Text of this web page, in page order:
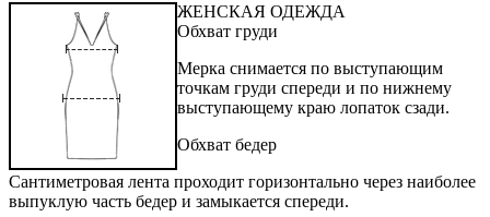
ЖЕНСКАЯ ОДЕЖДА
Обхват груди
Мерка снимается по выступающим
точкам груди спереди и по нижнему
выступающему краю лопаток сзади.
Обхват бедер
Сантиметровая лента проходит горизонтально через наиболее
выпуклую часть бедер и замыкается спереди.